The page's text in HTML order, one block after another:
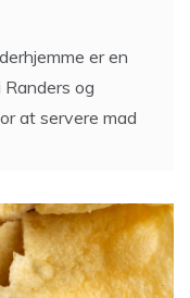
er en
og
at servere mad